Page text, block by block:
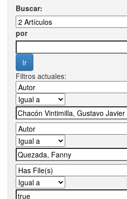
Buscar:
por
Filtros actuales: